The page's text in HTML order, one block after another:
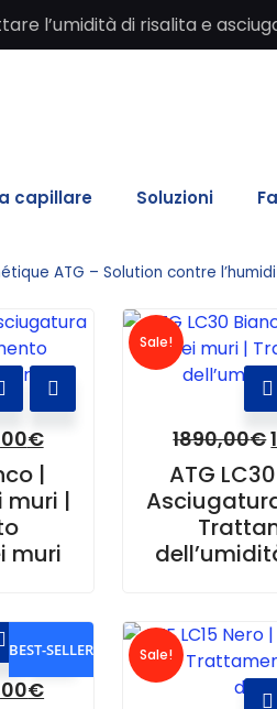
l’umidità di risalita e
capillare Soluzioni
ATG – Solution contre
€
|
muri |
muri
Sale!
1890,00€
ATG
BEST-SELLER
€
Sale!